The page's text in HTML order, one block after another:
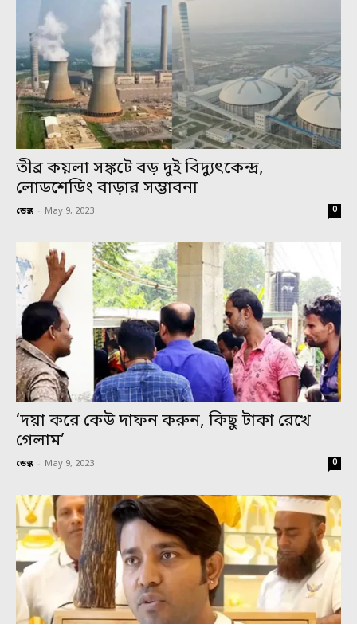
তীব্র কয়লা সঙ্কটে বড় দুই বিদ্যুৎকেন্দ্র,
লোডশেডিং বাড়ার সম্ভাবনা
ডেস্ক - May 9, 2023 0
‘দয়া করে কেউ দাফন করুন, কিছু টাকা রেখে
গেলাম’
ডেস্ক - May 9, 2023 0